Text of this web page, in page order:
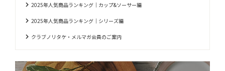
2025年人気商品ランキング｜カップ&ソーサー編
2025年人気商品ランキング｜シリーズ編
クラブノリタケ・メルマガ会員のご案内